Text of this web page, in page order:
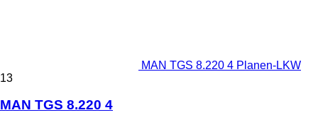
MAN TGS 8.220 4 Planen-LKW
13
MAN TGS 8.220 4